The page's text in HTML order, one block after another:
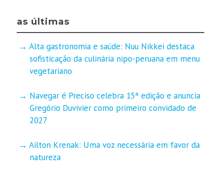
as últimas
Alta gastronomia e saúde: Nuu Nikkei destaca
sofisticação da culinária nipo-peruana em menu
vegetariano
Navegar é Preciso celebra 15ª edição e anuncia
Gregório Duvivier como primeiro convidado de
2027
Ailton Krenak: Uma voz necessária em favor da
natureza